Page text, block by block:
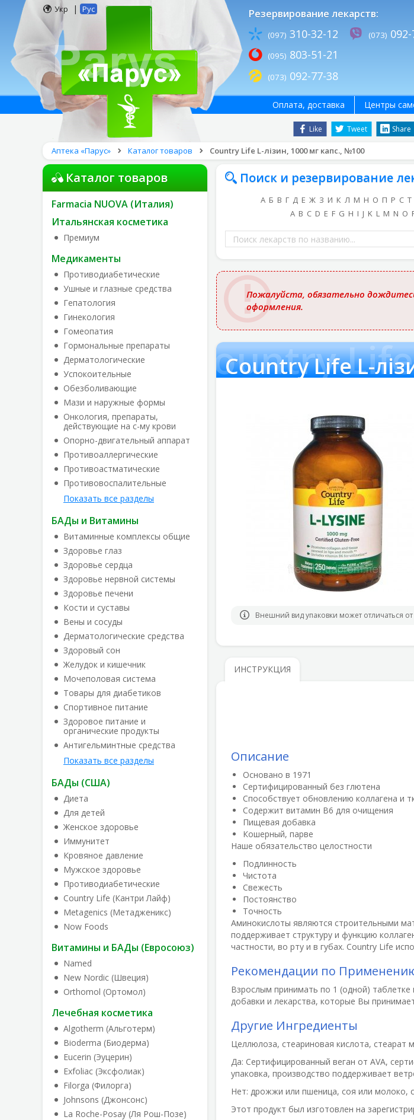
Укр | Рус Резервирование лекарств:
(097) 310-32-12
(095) 803-51-21
(073) 092-77-38
(073)
Like Tweet Share
Оплата, доставка Центры
Аптека «Парус» Каталог товаров Country Life L-лізин, 1000 мг капс., №100
Каталог товаров
Farmacia NUOVA (Италия)
Итальянская косметика
Премиум
Медикаменты
Противодиабетические
Ушные и глазные средства
Гепатология
Гинекология
Гомеопатия
Гормональные препараты
Дерматологические
Успокоительные
Обезболивающие
Мази и наружные формы
Онкология, препараты,
действующие на с-му крови
Опорно-двигательный аппарат
Противоаллергические
Противоастматические
Противовоспалительные
Показать все разделы
БАДы и Витамины
Витаминные комплексы общие
Здоровье глаз
Здоровье сердца
Здоровье нервной системы
Здоровье печени
Кости и суставы
Вены и сосуды
Дерматологические средства
Здоровый сон
Желудок и кишечник
Мочеполовая система
Товары для диабетиков
Спортивное питание
Здоровое питание и
органические продукты
Антигельминтные средства
Показать все разделы
БАДы (США)
Диета
Для детей
Женское здоровье
Иммунитет
Кровяное давление
Мужское здоровье
Противодиабетические
Country Life (Кантри Лайф)
Metagenics (Метадженикс)
Now Foods
Витамины и БАДы (Евросоюз)
Named
New Nordic (Швеция)
Orthomol (Ортомол)
Лечебная косметика
Algotherm (Альготерм)
Bioderma (Биодерма)
Eucerin (Эуцерин)
Exfoliac (Эксфолиак)
Filorga (Филорга)
Johnsons (Джонсонс)
La Roche-Posay (Ля Рош-Позе)
Поиск и резервирование
А Б В Г Д Е Ж З И К Л М Н О П Р С Т
A B C D E F G H I J K L M N O
Поиск
лекарств
по
названию
Пожалуйста, обязательно
оформления.
Country
Country Life L-
Внешний вид упаковки может отличаться
ИНСТРУКЦИЯ
Описание
Основано в 1971
Сертифицированный без глютена
Способствует обновлению коллагена и
Содержит витамин B6 для очищения
Пищевая добавка
Кошерный, парве
Наше обязательство целостности
Подлинность
Чистота
Свежесть
Постоянство
Точность
Аминокислоты являются строительными
поддерживает структуру и функцию
частности, во рту и в губах. Country Life
Рекомендации по
Взрослым принимать по 1 (одной)
добавки и лекарства, которые Вы
Другие Ингредиенты
Целлюлоза, стеариновая кислота, стеарат
Да: Сертифицированный веган от AVA,
упаковка, производство поддерживает
Нет: дрожжи или пшеница, соя или молоко,
Этот продукт был изготовлен на